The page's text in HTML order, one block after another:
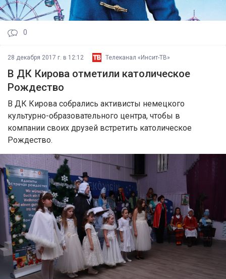
0
28 декабря 2017 г. в 12:12 Телеканал «Инсит-ТВ»
В ДК Кирова отметили католическое
Рождество
В ДК Кирова собрались активисты немецкого
культурно-образовательного центра, чтобы в
компании своих друзей встретить католическое
Рождество.